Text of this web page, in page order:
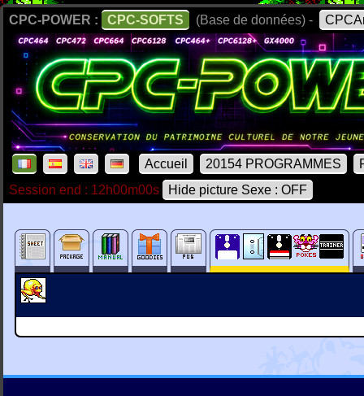
CPC-POWER : CPC-SOFTS (Base de données) -
Accueil 20154 PROGRAMMES
Session end : 12h00m00s
Hide picture Sexe : OFF